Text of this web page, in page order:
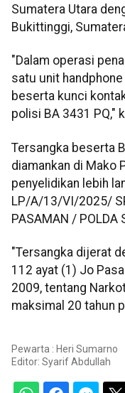
Sumatera Utara
Bukittinggi,
"Dalam operasi
satu unit
beserta kunci
polisi BA 3431 PQ,"
Tersangka beserta
diamankan di Mako
penyelidikan lebih
LP/A/13/VI/2025/
PASAMAN / POLDA
"Tersangka dijerat
112 ayat (1) Jo
2009, tentang
maksimal 20 tahun
Pewarta : Heri Sumarno
Editor: Syarif Abdullah